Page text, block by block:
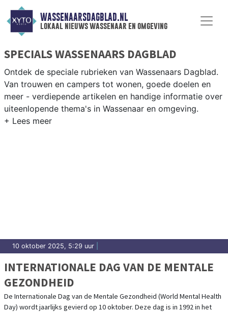
WASSENAARSDAGBLAD.NL
lokaal nieuws wassenaar en omgeving
SPECIALS WASSENAARS DAGBLAD
Ontdek de speciale rubrieken van Wassenaars Dagblad.
Van trouwen en campers tot wonen, goede doelen en
meer - verdiepende artikelen en handige informatie over
uiteenlopende thema's in Wassenaar en omgeving.
10 oktober 2025, 5:29 uur
INTERNATIONALE DAG VAN DE MENTALE
GEZONDHEID
De Internationale Dag van de Mentale Gezondheid (World Mental Health
Day) wordt jaarlijks gevierd op 10 oktober. Deze dag is in 1992 in het